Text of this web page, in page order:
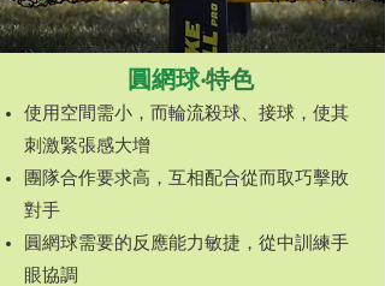
圓網球‧特色
使用空間需小，而輪流殺球、接球，使其
刺激緊張感大增
團隊合作要求高，互相配合從而取巧擊敗
對手
圓網球需要的反應能力敏捷，從中訓練手
眼協調